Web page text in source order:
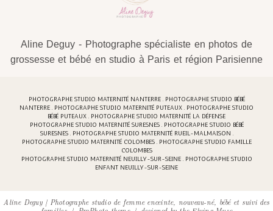
Aline Deguy - Photographe spécialiste en photos de
grossesse et bébé en studio à Paris et région Parisienne
PHOTOGRAPHE STUDIO MATERNITÉ NANTERRE . PHOTOGRAPHE STUDIO BÉBÉ
NANTERRE . PHOTOGRAPHE STUDIO MATERNITÉ PUTEAUX . PHOTOGRAPHE STUDIO
BÉBÉ PUTEAUX . PHOTOGRAPHE STUDIO MATERNITÉ LA DÉFENSE
PHOTOGRAPHE STUDIO MATERNITÉ SURESNES . PHOTOGRAPHE STUDIO BÉBÉ
SURESNES . PHOTOGRAPHE STUDIO MATERNITÉ RUEIL-MALMAISON .
PHOTOGRAPHE STUDIO MATERNITÉ COLOMBES . PHOTOGRAPHE STUDIO FAMILLE
COLOMBES
PHOTOGRAPHE STUDIO MATERNITÉ NEUILLY-SUR-SEINE . PHOTOGRAPHE STUDIO
ENFANT NEUILLY-SUR-SEINE
Aline Deguy | Photographe studio de femme enceinte, nouveau-né, bébé et suivi des